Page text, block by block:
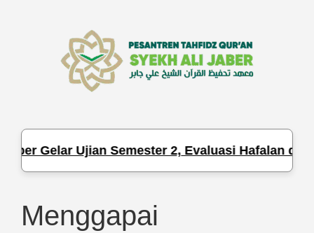
Gelar Ujian Semester 2, Evaluasi Hafalan dan
Menggapai